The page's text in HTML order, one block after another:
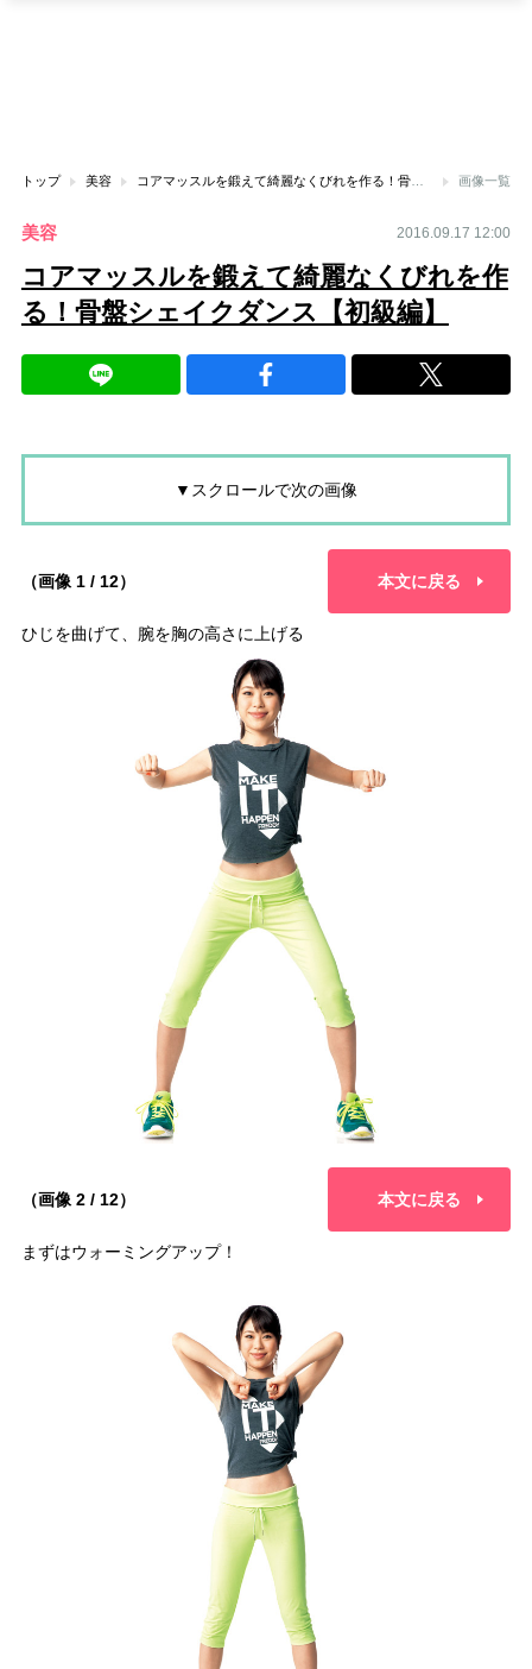
トップ 美容 コアマッスルを鍛えて綺麗なくびれを作る！骨盤シェイクダンス【初級編】 画像一覧
美容 2016.09.17 12:00
コアマッスルを鍛えて綺麗なくびれを作
る！骨盤シェイクダンス【初級編】
▼スクロールで次の画像
（画像 1 / 12） 本文に戻る
ひじを曲げて、腕を胸の高さに上げる
（画像 2 / 12） 本文に戻る
まずはウォーミングアップ！